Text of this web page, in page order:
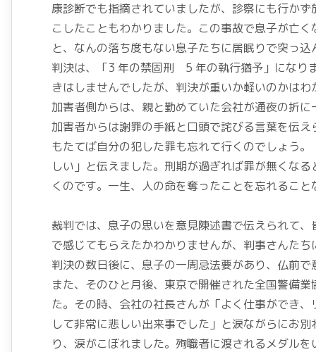
康診断でも指摘されていましたが、診察にも行か
こしたこともわかりました。この事故で息子が亡
と、なんの落ち度もない息子たちに居眠りで突っ
判決は、「3 年の禁固刑 5 年の執行猶予」になり
きはしませんでしたが、判決が重いか軽いのかはわ
加害者側からは、親と勤めていた会社が通夜の折
加害者からは謝罪の手紙と口頭で詫びる言葉を伝
もたてば自分の犯した罪も忘れて行くのでしょう
しい」と伝えました。刑期が過ぎれば罪が無くな
くのです。一生、人の命を奪ったことを忘れるこ
裁判では、息子の思いを意見陳述書で伝えられて
で感じてもらえたかわかりませんが、判事さんた
判決の数日後に、息子の一周忌法要があり、仏前
また、そのひと月後、東京で開催された全国警備
た。その時、会社の社長さんが「よく仕事ができ
して非常に悲しい出来事でした」と涙ながらにお
り、涙がこぼれました。殉職者に渡されるメダル